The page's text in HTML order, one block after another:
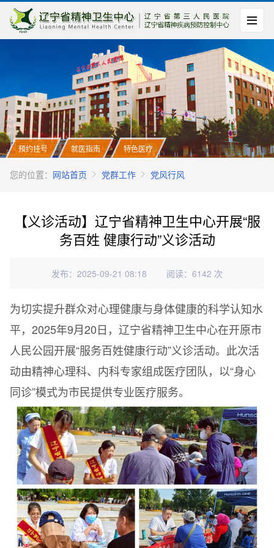
预约挂号 就医指南 特色医疗
您的位置： 网站首页 党群工作 党风行风
【义诊活动】辽宁省精神卫生中心开展“服
务百姓 健康行动”义诊活动
发布：2025-09-21 08:18 阅读：6142 次
为切实提升群众对心理健康与身体健康的科学认知水
平，2025年9月20日，辽宁省精神卫生中心在开原市
人民公园开展“服务百姓健康行动”义诊活动。此次活
动由精神心理科、内科专家组成医疗团队，以“身心
同诊”模式为市民提供专业医疗服务。